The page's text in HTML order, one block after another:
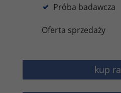
Próba badawcza
Oferta sprzedaży
kup